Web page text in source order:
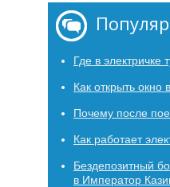
Где в электричке
Как открыть окно
Почему после
Как работает
Бездепозитный
в Император